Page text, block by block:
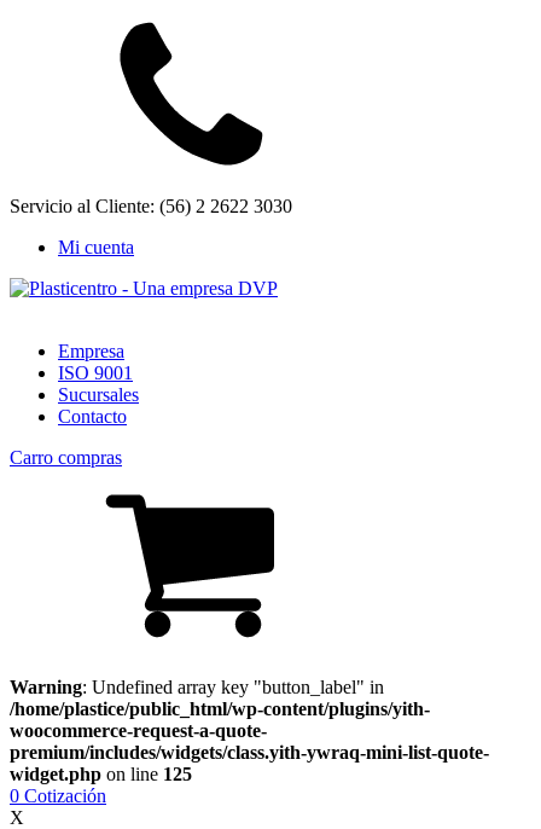
Servicio al Cliente: (56) 2 2622 3030
Mi cuenta
Empresa
ISO 9001
Sucursales
Contacto
Carro compras
Warning: Undefined array key "button_label" in
/home/plastice/public_html/wp-content/plugins/yith-
woocommerce-request-a-quote-
premium/includes/widgets/class.yith-ywraq-mini-list-quote-
widget.php on line 125
0 Cotización
X